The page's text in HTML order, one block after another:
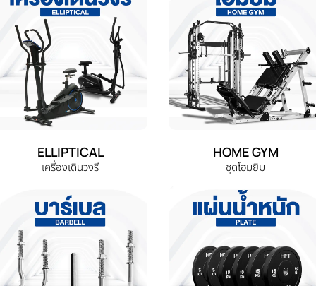
ELLIPTICAL
เครื่องเดินวงรี
HOME GYM
ชุดโฮมยิม